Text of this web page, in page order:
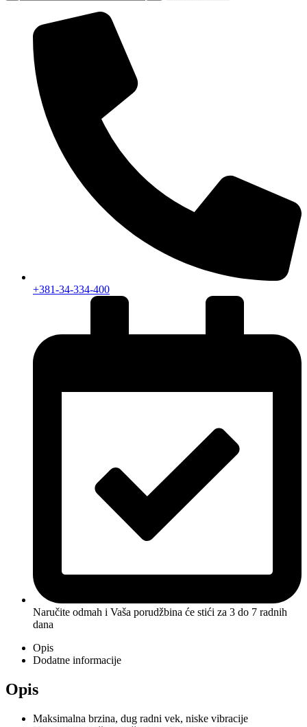
+381-34-334-400
Naručite odmah i Vaša porudžbina će stići za 3 do 7 radnih
dana
Opis
Dodatne informacije
Opis
Maksimalna brzina, dug radni vek, niske vibracije